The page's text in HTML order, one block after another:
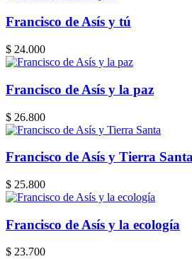
Francisco de Asís y tú
$ 24.000
Francisco de Asís y la paz
$ 26.800
Francisco de Asís y Tierra
$ 25.800
Francisco de Asís y la ecología
$ 23.700